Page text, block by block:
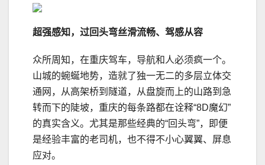
超强感知，过回头弯丝滑流畅、驾感从容
众所周知，在重庆驾车，导航和人必须疯一个。
山城的蜿蜒地势，造就了独一无二的多层立体交
通网，从高架桥到隧道，从盘旋而上的山路到急
转而下的陡坡，重庆的每条路都在诠释“8D魔幻”
的真实含义。尤其是那些经典的“回头弯”，即便
是经验丰富的老司机，也不得不小心翼翼、屏息
应对。